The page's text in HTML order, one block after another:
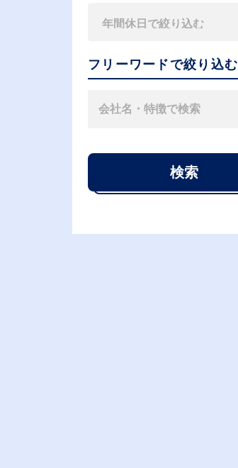
フリーワードで絞り込む
検索